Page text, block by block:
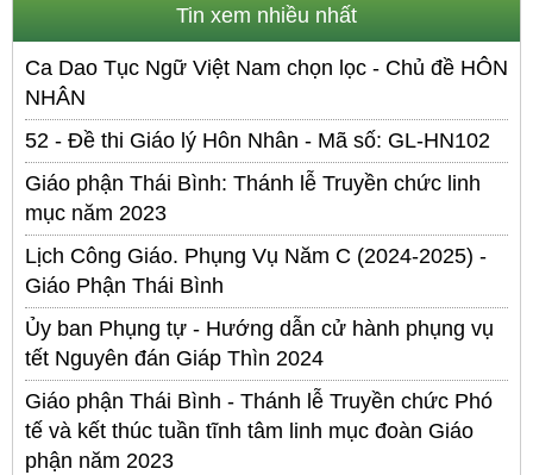
Tin xem nhiều nhất
Ca Dao Tục Ngữ Việt Nam chọn lọc - Chủ đề HÔN
NHÂN
52 - Đề thi Giáo lý Hôn Nhân - Mã số: GL-HN102
Giáo phận Thái Bình: Thánh lễ Truyền chức linh
mục năm 2023
Lịch Công Giáo. Phụng Vụ Năm C (2024-2025) -
Giáo Phận Thái Bình
Ủy ban Phụng tự - Hướng dẫn cử hành phụng vụ
tết Nguyên đán Giáp Thìn 2024
Giáo phận Thái Bình - Thánh lễ Truyền chức Phó
tế và kết thúc tuần tĩnh tâm linh mục đoàn Giáo
phận năm 2023